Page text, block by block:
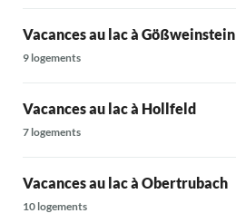
Vacances au lac à Gößweinstein
9 logements
Vacances au lac à Hollfeld
7 logements
Vacances au lac à Obertrubach
10 logements